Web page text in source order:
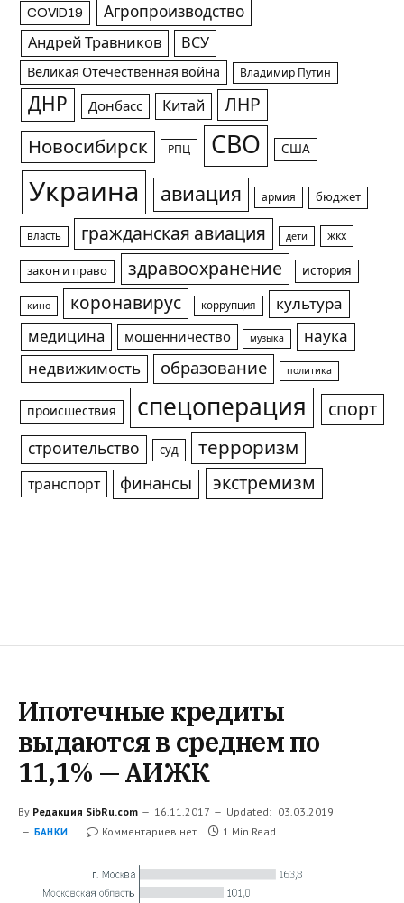
COVID19 Агропроизводство
Андрей Травников ВСУ
Великая Отечественная война Владимир Путин
ДНР Донбасс Китай ЛНР
Новосибирск РПЦ СВО США
Украина авиация армия бюджет
власть гражданская авиация дети жкх
закон и право здравоохранение история
кино коронавирус коррупция
культура
медицина
мошенничество музыка
наука
недвижимость
образование политика
происшествия спецоперация спорт
строительство суд терроризм
транспорт финансы экстремизм
Ипотечные кредиты
выдаются в среднем по
11,1% — АИЖК
By Редакция SibRu.com 16.11.2017 Updated: 03.03.2019
БАНКИ Комментариев нет 1 Min Read